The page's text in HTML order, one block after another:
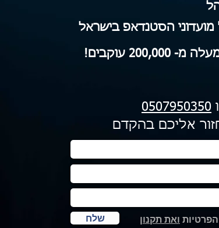
הסטנדאפ בישראל
עוקבים!
0507950350
אליכם בהקדם
שלח ואת תקנון